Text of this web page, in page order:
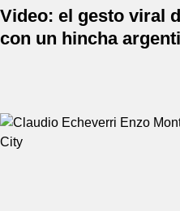
Video: el gesto viral
con un hincha